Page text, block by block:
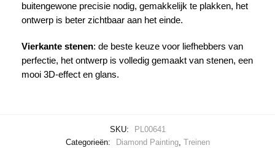
buitengewone precisie nodig, gemakkelijk te plakken, het
ontwerp is beter zichtbaar aan het einde.
Vierkante stenen: de beste keuze voor liefhebbers van
perfectie, het ontwerp is volledig gemaakt van stenen, een
mooi 3D-effect en glans.
SKU:
PL00641
Categorieën:
Diamond Painting, Treinen